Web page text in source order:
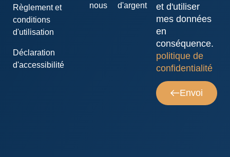
Règlement et
conditions
d'utilisation
Déclaration
d'accessibilité
nous
d'argent
et d'utiliser
mes données
en
conséquence.
politique de
confidentialité
Envoi